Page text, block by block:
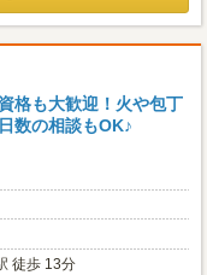
格も大歓迎！火や包丁
数の相談もOK♪
徒歩 13分